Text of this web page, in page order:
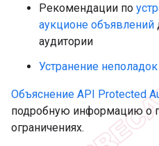
Рекомендации по
аукционе объявлений
аудитории
Устранение
Объяснение API Protected
подробную информацию о
ограничениях.